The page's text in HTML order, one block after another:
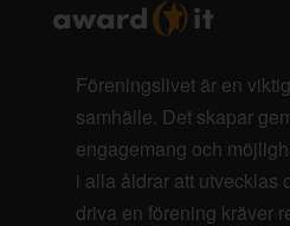
Föreningslivet är en
samhälle. Det skapar
engagemang och
i alla åldrar att utvecklas
driva en förening kräver